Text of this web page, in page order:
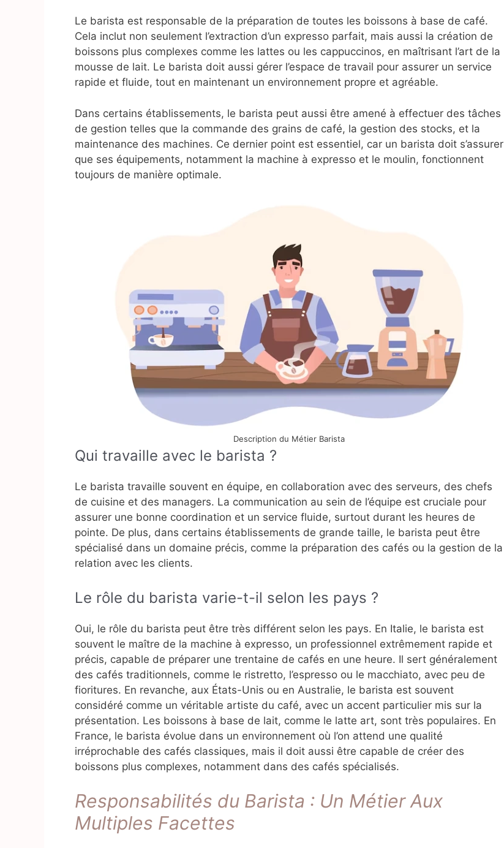
Le barista est responsable de la préparation de toutes les boissons à base de café.
Cela inclut non seulement l’extraction d’un expresso parfait, mais aussi la création de
boissons plus complexes comme les lattes ou les cappuccinos, en maîtrisant l’art de la
mousse de lait. Le barista doit aussi gérer l’espace de travail pour assurer un service
rapide et fluide, tout en maintenant un environnement propre et agréable.
Dans certains établissements, le barista peut aussi être amené à effectuer des tâches
de gestion telles que la commande des grains de café, la gestion des stocks, et la
maintenance des machines. Ce dernier point est essentiel, car un barista doit s’assurer
que ses équipements, notamment la machine à expresso et le moulin, fonctionnent
toujours de manière optimale.
Description du Métier Barista
Qui travaille avec le barista ?
Le barista travaille souvent en équipe, en collaboration avec des serveurs, des chefs
de cuisine et des managers. La communication au sein de l’équipe est cruciale pour
assurer une bonne coordination et un service fluide, surtout durant les heures de
pointe. De plus, dans certains établissements de grande taille, le barista peut être
spécialisé dans un domaine précis, comme la préparation des cafés ou la gestion de la
relation avec les clients.
Le rôle du barista varie-t-il selon les pays ?
Oui, le rôle du barista peut être très différent selon les pays. En Italie, le barista est
souvent le maître de la machine à expresso, un professionnel extrêmement rapide et
précis, capable de préparer une trentaine de cafés en une heure. Il sert généralement
des cafés traditionnels, comme le ristretto, l’espresso ou le macchiato, avec peu de
fioritures. En revanche, aux États-Unis ou en Australie, le barista est souvent
considéré comme un véritable artiste du café, avec un accent particulier mis sur la
présentation. Les boissons à base de lait, comme le latte art, sont très populaires. En
France, le barista évolue dans un environnement où l’on attend une qualité
irréprochable des cafés classiques, mais il doit aussi être capable de créer des
boissons plus complexes, notamment dans des cafés spécialisés.
Responsabilités du Barista : Un Métier Aux
Multiples Facettes